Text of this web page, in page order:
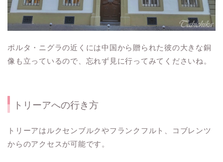
ポルタ・ニグラの近くには中国から贈られた彼の大きな銅
像も立っているので、忘れず見に行ってみてくださいね。
トリーアへの行き方
トリーアはルクセンブルクやフランクフルト、コブレンツ
からのアクセスが可能です。